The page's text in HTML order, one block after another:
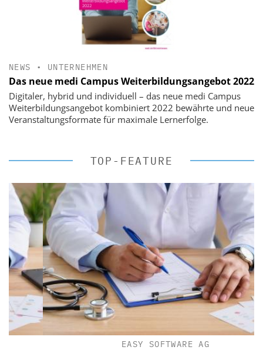
NEWS • UNTERNEHMEN
Das neue medi Campus Weiterbildungsangebot 2022
Digitaler, hybrid und individuell – das neue medi Campus
Weiterbildungsangebot kombiniert 2022 bewährte und neue
Veranstaltungsformate für maximale Lernerfolge.
TOP-FEATURE
EASY SOFTWARE AG